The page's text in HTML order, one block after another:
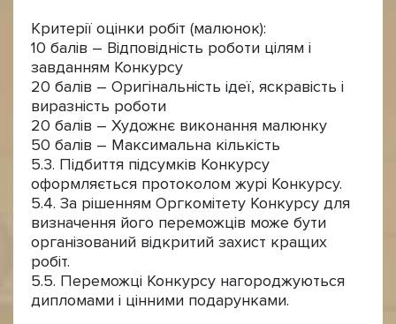
Критерії оцінки робіт (малюнок):
10 балів – Відповідність роботи цілям і
завданням Конкурсу
20 балів – Оригінальність ідеї, яскравість і
виразність роботи
20 балів – Художнє виконання малюнку
50 балів – Максимальна кількість
5.3. Підбиття підсумків Конкурсу
оформляється протоколом журі Конкурсу.
5.4. За рішенням Оргкомітету Конкурсу для
визначення його переможців може бути
організований відкритий захист кращих
робіт.
5.5. Переможці Конкурсу нагороджуються
дипломами і цінними подарунками.